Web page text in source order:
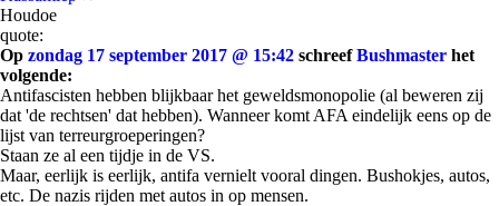
Houdoe
quote:
Op zondag 17 september 2017 @ 15:42 schreefBushmaster het
volgende:
Antifascisten hebben blijkbaar het geweldsmonopolie (al beweren zij
dat 'de rechtsen' dat hebben). Wanneer komt AFA eindelijk eens op de
lijst van terreurgroeperingen?
Staan ze al een tijdje in de VS.
Maar, eerlijk is eerlijk, antifa vernielt vooral dingen. Bushokjes, autos,
etc. De nazis rijden met autos in op mensen.